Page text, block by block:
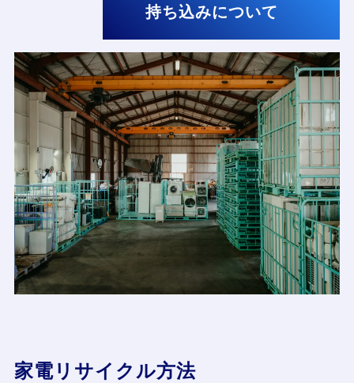
持ち込みについて
家電リサイクル方法